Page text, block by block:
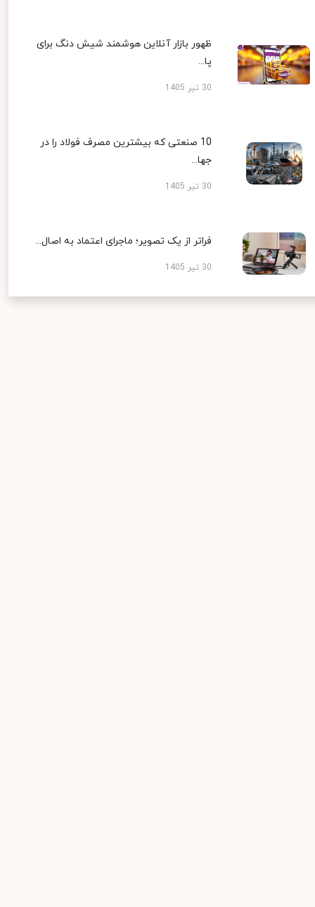
ظهور بازار آنلاین هوشمند شیش دنگ برای
پا...
30 تیر 1405
10 صنعتی که بیشترین مصرف فولاد را در
جها...
30 تیر 1405
فراتر از یک تصویر؛ ماجرای اعتماد به اصال...
30 تیر 1405